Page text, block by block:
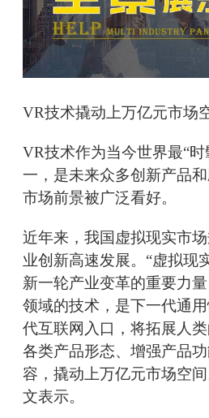
VR技术撬动上万亿元市场
VR技术作为当今世界最“时
一，是未来众多创新产品
市场前景被广泛看好。
近年来，我国虚拟现实市
业创新高速发展。“虚拟现
新一轮产业变革的重要力
领域的技术，是下一代通
代互联网入口，将拓展人
各类产品形态、增强产品
容，撬动上万亿元市场空
文表示。